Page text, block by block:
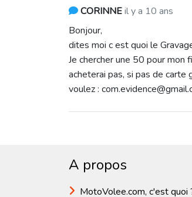
CORINNEil y a 10 ans
Bonjour,
dites moi c est quoi le
Je chercher une 50 pour mon
acheterai pas, si pas de carte
voulez :
A propos
MotoVolee.com, c'est quoi